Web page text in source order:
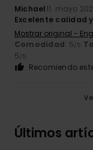
Michael11. mayo
Excelente calidad
Mostrar original -
Comodidad: 5/5
5/5
Recomiendo
Últimos